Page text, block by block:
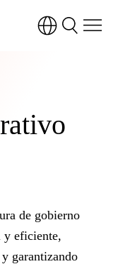
de gobierno
y eficiente,
garantizando